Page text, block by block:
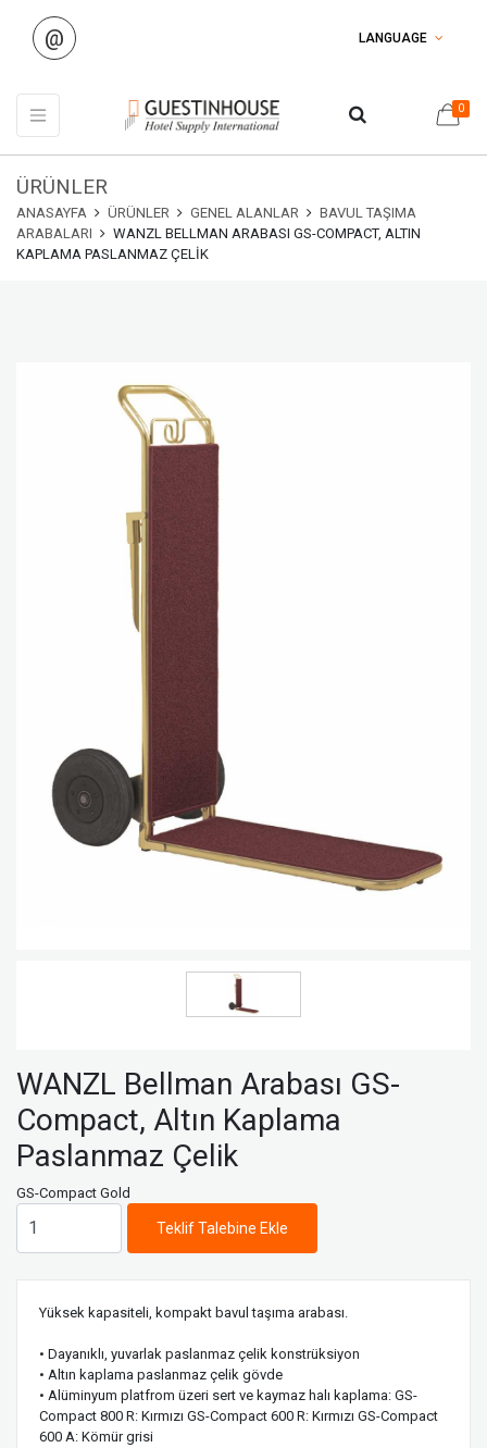
@ LANGUAGE
0
ÜRÜNLER
ANASAYFA ÜRÜNLER GENEL ALANLAR
BAVUL TAŞIMA
ARABALARI
WANZL BELLMAN ARABASI GS-COMPACT, ALTIN
KAPLAMA PASLANMAZ ÇELIK
WANZL Bellman Arabası GS-
Compact, Altın Kaplama
Paslanmaz Çelik
GS-Compact Gold
Teklif Talebine Ekle
Yüksek kapasiteli, kompakt bavul taşıma arabası.
• Dayanıklı, yuvarlak paslanmaz çelik konstrüksiyon
• Altın kaplama paslanmaz çelik gövde
• Alüminyum platfrom üzeri sert ve kaymaz halı kaplama: GS-
Compact 800 R: Kırmızı GS-Compact 600 R: Kırmızı GS-Compact
600 A: Kömür grisi